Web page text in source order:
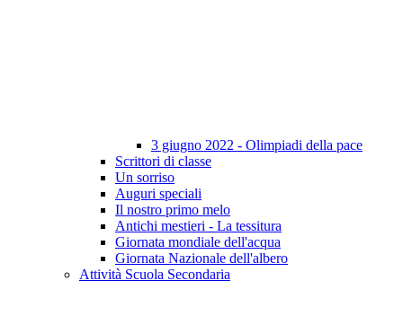
3 giugno 2022 - Olimpiadi della pace
Scrittori di classe
Un sorriso
Auguri speciali
Il nostro primo melo
Antichi mestieri - La tessitura
Giornata mondiale dell'acqua
Giornata Nazionale dell'albero
Attività Scuola Secondaria